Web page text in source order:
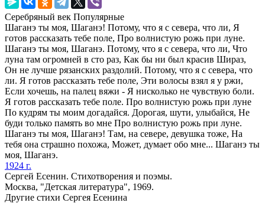
Серебряный век Популярные
Шаганэ ты моя, Шаганэ! Потому, что я с севера, что ли, Я
готов рассказать тебе поле, Про волнистую рожь при луне.
Шаганэ ты моя, Шаганэ. Потому, что я с севера, что ли, Что
луна там огромней в сто раз, Как бы ни был красив Шираз,
Он не лучше рязанских раздолий. Потому, что я с севера, что
ли. Я готов рассказать тебе поле, Эти волосы взял я у ржи,
Если хочешь, на палец вяжи - Я нисколько не чувствую боли.
Я готов рассказать тебе поле. Про волнистую рожь при луне
По кудрям ты моим догадайся. Дорогая, шути, улыбайся, Не
буди только память во мне Про волнистую рожь при луне.
Шаганэ ты моя, Шаганэ! Там, на севере, девушка тоже, На
тебя она страшно похожа, Может, думает обо мне... Шаганэ ты
моя, Шаганэ.
1924 г.
Сергей Есенин. Стихотворения и поэмы.
Москва, "Детская литература", 1969.
Другие стихи Сергея Есенина